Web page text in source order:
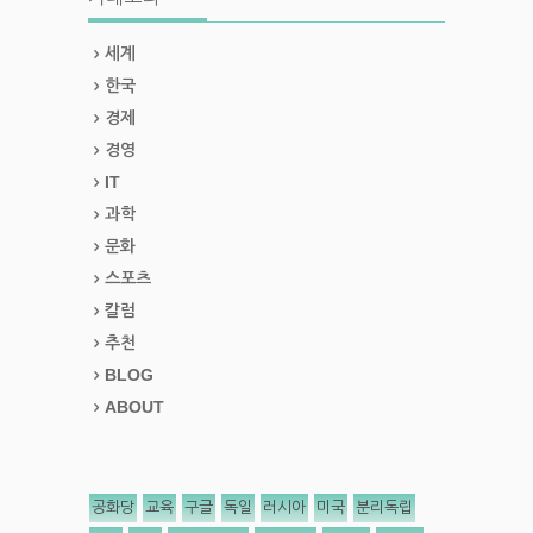
세계
한국
경제
경영
IT
과학
문화
스포츠
칼럼
추천
BLOG
ABOUT
공화당 교육 구글 독일 러시아 미국 분리독립